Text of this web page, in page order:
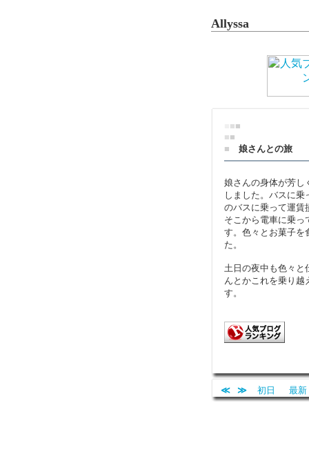
Allyssa
■■
■■
■
娘さんとの旅
娘さんの身体が芳し
しました。バスに
のバスに乗って運賃
そこから電車に乗っ
す。色々とお菓子を
た。
土日の夜中も色々と
んとかこれを乗り越
す。
≪ ≫ 初日 最新